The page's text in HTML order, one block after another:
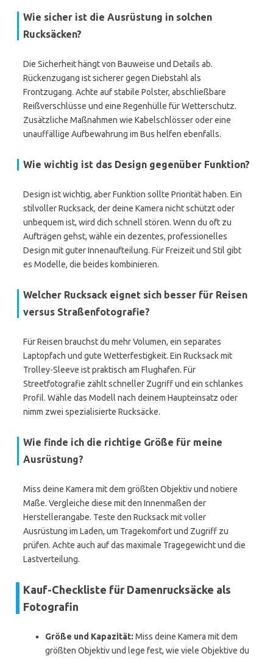
Wie sicher ist die Ausrüstung in solchen
Rucksäcken?
Die Sicherheit hängt von Bauweise und Details ab.
Rückenzugang ist sicherer gegen Diebstahl als
Frontzugang. Achte auf stabile Polster, abschließbare
Reißverschlüsse und eine Regenhülle für Wetterschutz.
Zusätzliche Maßnahmen wie Kabelschlösser oder eine
unauffällige Aufbewahrung im Bus helfen ebenfalls.
Wie wichtig ist das Design gegenüber Funktion?
Design ist wichtig, aber Funktion sollte Priorität haben. Ein
stilvoller Rucksack, der deine Kamera nicht schützt oder
unbequem ist, wird dich schnell stören. Wenn du oft zu
Aufträgen gehst, wähle ein dezentes, professionelles
Design mit guter Innenaufteilung. Für Freizeit und Stil gibt
es Modelle, die beides kombinieren.
Welcher Rucksack eignet sich besser für Reisen
versus Straßenfotografie?
Für Reisen brauchst du mehr Volumen, ein separates
Laptopfach und gute Wetterfestigkeit. Ein Rucksack mit
Trolley-Sleeve ist praktisch am Flughafen. Für
Streetfotografie zählt schneller Zugriff und ein schlankes
Profil. Wähle das Modell nach deinem Haupteinsatz oder
nimm zwei spezialisierte Rucksäcke.
Wie finde ich die richtige Größe für meine
Ausrüstung?
Miss deine Kamera mit dem größten Objektiv und notiere
Maße. Vergleiche diese mit den Innenmaßen der
Herstellerangabe. Teste den Rucksack mit voller
Ausrüstung im Laden, um Tragekomfort und Zugriff zu
prüfen. Achte auch auf das maximale Tragegewicht und die
Lastverteilung.
Kauf-Checkliste für Damenrucksäcke als
Fotografin
Größe und Kapazität: Miss deine Kamera mit dem
größten Objektiv und lege fest, wie viele Objektive du